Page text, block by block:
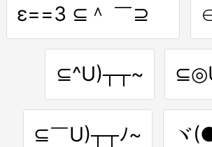
ε==3 ⊆＾ ￣⊇ゝ
⊆^U)┬┬~
⊆￣U)┬┬ﾉ~ ヾ